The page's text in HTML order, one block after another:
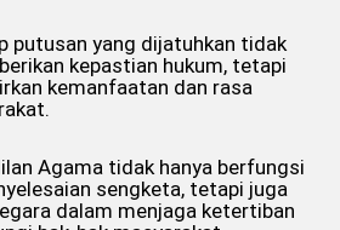
putusan yang dijatuhkan tidak
kepastian hukum, tetapi
kemanfaatan dan rasa
Agama tidak hanya berfungsi
sengketa, tetapi juga
dalam menjaga ketertiban